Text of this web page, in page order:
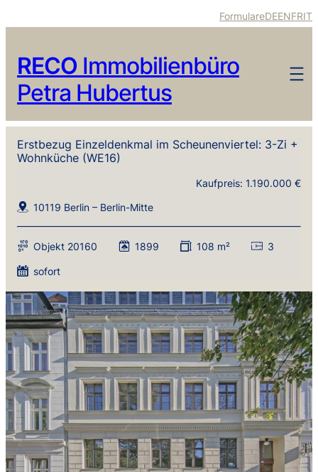
FormulareDEENFRIT
RECO Immobilienbüro
Petra Hubertus
Erstbezug Einzeldenkmal im Scheunenviertel: 3-Zi +
Wohnküche (WE16)
10119 Berlin – Berlin-Mitte
Kaufpreis: 1.190.000 €
Objekt 20160 1899 108 m² 3
sofort